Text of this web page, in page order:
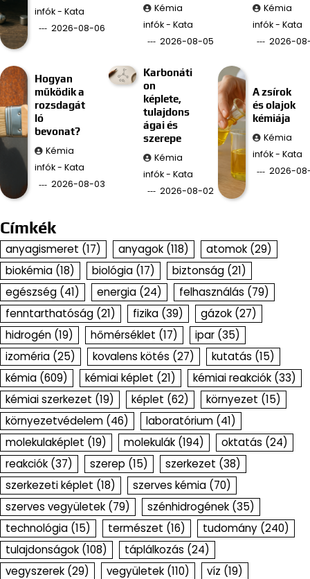
infók - Kata
2026-08-06
Kémia
infók - Kata
2026-08-05
Kémia
infók - Kata
2026-
Hogyan
működik a
rozsdagát
ló
bevonat?
Kémia
infók - Kata
2026-08-03
Karbonáti
on
képlete,
tulajdons
ágai és
szerepe
Kémia
infók - Kata
2026-08-02
A zsírok
és olajok
kémiája
Kémia
infók - Kata
2026-
Címkék
anyagismeret (17) anyagok (118) atomok (29)
biokémia (18) biológia (17) biztonság (21)
egészség (41) energia (24) felhasználás (79)
fenntarthatóság (21) fizika (39) gázok (27)
hidrogén (19) hőmérséklet (17) ipar (35)
izoméria (25) kovalens kötés (27) kutatás (15)
kémia (609) kémiai képlet (21) kémiai reakciók (33)
kémiai szerkezet (19) képlet (62) környezet (15)
környezetvédelem (46) laboratórium (41)
molekulaképlet (19) molekulák (194) oktatás (24)
reakciók (37) szerep (15) szerkezet (38)
szerkezeti képlet (18) szerves kémia (70)
szerves vegyületek (79) szénhidrogének (35)
technológia (15) természet (16) tudomány (240)
tulajdonságok (108) táplálkozás (24)
vegyszerek (29) vegyületek (110) víz (19)